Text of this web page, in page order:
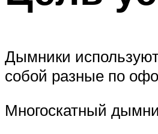
Дымники
собой разные по
Многоскатный